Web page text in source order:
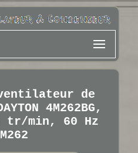
de
4M262BG,
tr/min, 60 Hz